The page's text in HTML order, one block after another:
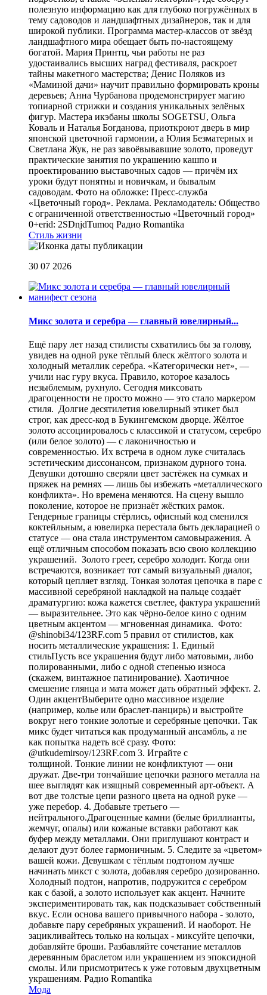
полезную информацию как для глубоко погружённых в
тему садоводов и ландшафтных дизайнеров, так и для
широкой публики. Программа мастер-классов от звёзд
ландшафтного мира обещает быть по-настоящему
богатой. Мария Принтц, чьи работы не раз
удостаивались высших наград фестиваля, раскроет
тайны макетного мастерства; Денис Поляков из
«Маминой дачи» научит правильно формировать кроны
деревьев; Анна Чурбанова продемонстрирует магию
топиарной стрижки и создания уникальных зелёных
фигур. Мастера икэбаны школы SOGETSU, Ольга
Коваль и Наталья Богданова, приоткроют дверь в мир
японской цветочной гармонии, а Юлия Безматерных и
Светлана Жук, не раз завоёвывавшие золото, проведут
практические занятия по украшению кашпо и
проектированию выставочных садов — причём их
уроки будут понятны и новичкам, и бывалым
садоводам. Фото на обложке: Пресс-служба
«Цветочный город». Реклама. Рекламодатель: Общество
с ограниченной ответственностью «Цветочный город»
0+erid: 2SDnjdTumoq Радио Romantika
Стиль жизни
30 07 2026
Микс золота и серебра — главный ювелирный...
Ещё пару лет назад стилисты схватились бы за голову,
увидев на одной руке тёплый блеск жёлтого золота и
холодный металлик серебра. «Категорически нет», —
учили нас гуру вкуса. Правило, которое казалось
незыблемым, рухнуло. Сегодня миксовать
драгоценности не просто можно — это стало маркером
стиля. Долгие десятилетия ювелирный этикет был
строг, как дресс-код в Букингемском дворце. Жёлтое
золото ассоциировалось с классикой и статусом, серебро
(или белое золото) — с лаконичностью и
современностью. Их встреча в одном луке считалась
эстетическим диссонансом, признаком дурного тона.
Девушки дотошно сверяли цвет застёжек на сумках и
пряжек на ремнях — лишь бы избежать «металлического
конфликта». Но времена меняются. На сцену вышло
поколение, которое не признаёт жёстких рамок.
Гендерные границы стёрлись, офисный код сменился
коктейльным, а ювелирка перестала быть декларацией о
статусе — она стала инструментом самовыражения. А
ещё отличным способом показать всю свою коллекцию
украшений. Золото греет, серебро холодит. Когда они
встречаются, возникает тот самый визуальный диалог,
который цепляет взгляд. Тонкая золотая цепочка в паре с
массивной серебряной накладкой на пальце создаёт
драматургию: кожа кажется светлее, фактура украшений
— выразительнее. Это как чёрно-белое кино с одним
цветным акцентом — мгновенная динамика. Фото:
@shinobi34/123RF.com 5 правил от стилистов, как
носить металлические украшения: 1. Единый
стильПусть все украшения будут либо матовыми, либо
полированными, либо с одной степенью износа
(скажем, винтажное патинирование). Хаотичное
смешение глянца и мата может дать обратный эффект. 2.
Один акцентВыберите одно массивное изделие
(например, колье или браслет-панцирь) и выстройте
вокруг него тонкие золотые и серебряные цепочки. Так
микс будет читаться как продуманный ансамбль, а не
как попытка надеть всё сразу. Фото:
@utkudemirsoy/123RF.com 3. Играйте с
толщиной. Тонкие линии не конфликтуют — они
дружат. Две-три тончайшие цепочки разного металла на
шее выглядят как изящный современный арт-объект. А
вот две толстые цепи разного цвета на одной руке —
уже перебор. 4. Добавьте третьего —
нейтрального.Драгоценные камни (белые бриллианты,
жемчуг, опалы) или кожаные вставки работают как
буфер между металлами. Они приглушают контраст и
делают дуэт более гармоничным. 5. Следите за «цветом»
вашей кожи. Девушкам с тёплым подтоном лучше
начинать микст с золота, добавляя серебро дозированно.
Холодный подтон, напротив, подружится с серебром
как с базой, а золото использует как акцент. Начните
экспериментировать так, как подсказывает собственный
вкус. Если основа вашего привычного набора - золото,
добавьте пару серебряных украшений. И наоборот. Не
зацикливайтесь только на кольцах - миксуйте цепочки,
добавляйте броши. Разбавляйте сочетание металлов
деревянным браслетом или украшением из эпоксидной
смолы. Или присмотритесь к уже готовым двухцветным
украшениям. Радио Romantika
Мода